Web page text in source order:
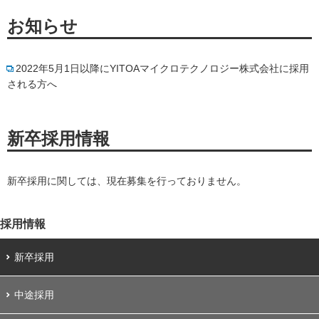
お知らせ
2022年5月1日以降にYITOAマイクロテクノロジー株式会社に採用
される方へ
新卒採用情報
新卒採用に関しては、現在募集を行っておりません。
採用情報
新卒採用
中途採用